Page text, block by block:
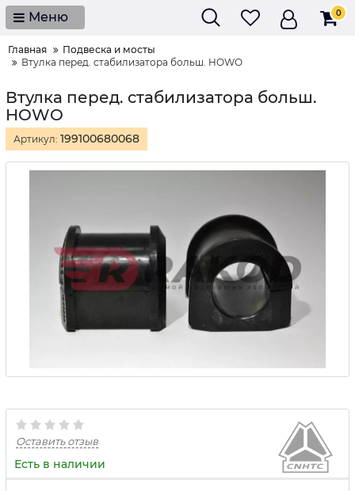
Меню 0
Главная
Подвеска и мосты
Втулка перед. cтабилизатора больш. HOWO
Втулка перед. cтабилизатора больш.
HOWO
Артикул: 199100680068
Оставить отзыв
Есть в наличии